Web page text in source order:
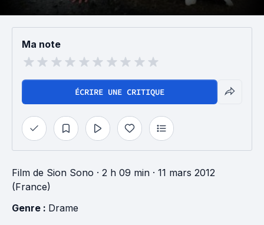
Ma note
ÉCRIRE UNE CRITIQUE
Film de Sion Sono · 2 h 09 min · 11 mars 2012
(France)
Genre : Drame